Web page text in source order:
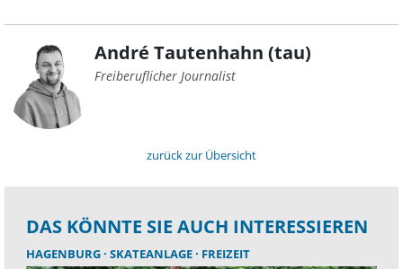
André Tautenhahn (tau)
Freiberuflicher Journalist
zurück zur Übersicht
DAS KÖNNTE SIE AUCH INTERESSIEREN
HAGENBURG SKATEANLAGE FREIZEIT